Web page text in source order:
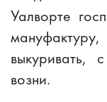
Уалворте
выкуривать,
возни.